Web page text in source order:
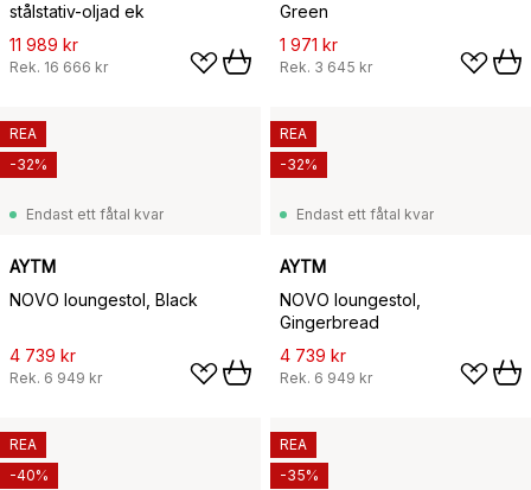
stålstativ-oljad ek
11 989 kr
Rek. 16 666 kr
Green
1 971 kr
Rek. 3 645 kr
Endast ett fåtal kvar
AYTM
NOVO loungestol, Black
4 739 kr
Rek. 6 949 kr
REA
-32%
Endast ett fåtal kvar
AYTM
NOVO loungestol,
Gingerbread
4 739 kr
Rek. 6 949 kr
REA
-32%
REA
-40%
REA
-35%